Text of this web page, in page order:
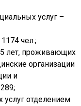
услуг –
чел.;
лет, проживающих
организации
и
отделением